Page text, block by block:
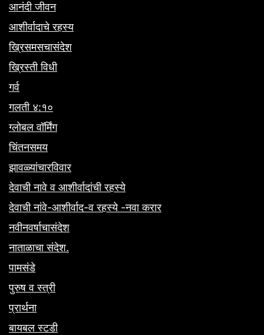
आनंदी जीवन
आशीर्वादाचे रहस्य
ख्रिसमसचासंदेश
ख्रिस्ती विधी
गर्व
गलती ४:१०
ग्लोबल वॉर्मिंग
चिंतनसमय
झावळ्यांचारविवार
देवाची नावे व आशीर्वादांची रहस्ये
देवाची नांवे-आशीर्वाद-व रहस्ये -नवा करार
नवीनवर्षाचासंदेश
नाताळाचा संदेश.
पामसंडे
पुरुष व स्त्री
प्रार्थना
बायबल स्टडी